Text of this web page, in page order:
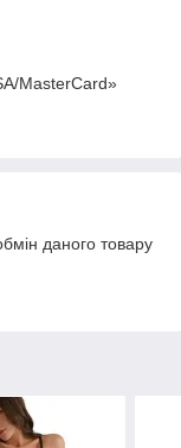
MasterCard»
даного товару